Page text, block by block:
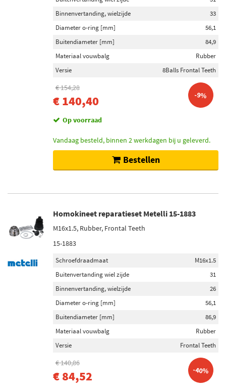
Binnenvertanding, wielzijde
33
Diameter o-ring [mm]
56,1
Buitendiameter [mm]
84,9
Materiaal vouwbalg
Rubber
Versie
8Balls Frontal Teeth
€ 154,28
€ 140,40 -9%
Op voorraad
Vandaag besteld, binnen 2 werkdagen bij u geleverd.
Bestellen
Homokineet reparatieset Metelli 15-1883
M16x1.5, Rubber, Frontal Teeth
15-1883
Schroefdraadmaat
M16x1.5
Buitenvertanding wiel zijde
31
Binnenvertanding, wielzijde
26
Diameter o-ring [mm]
56,1
Buitendiameter [mm]
86,9
Materiaal vouwbalg
Rubber
Versie
Frontal Teeth
€ 140,86
€ 84,52 -40%